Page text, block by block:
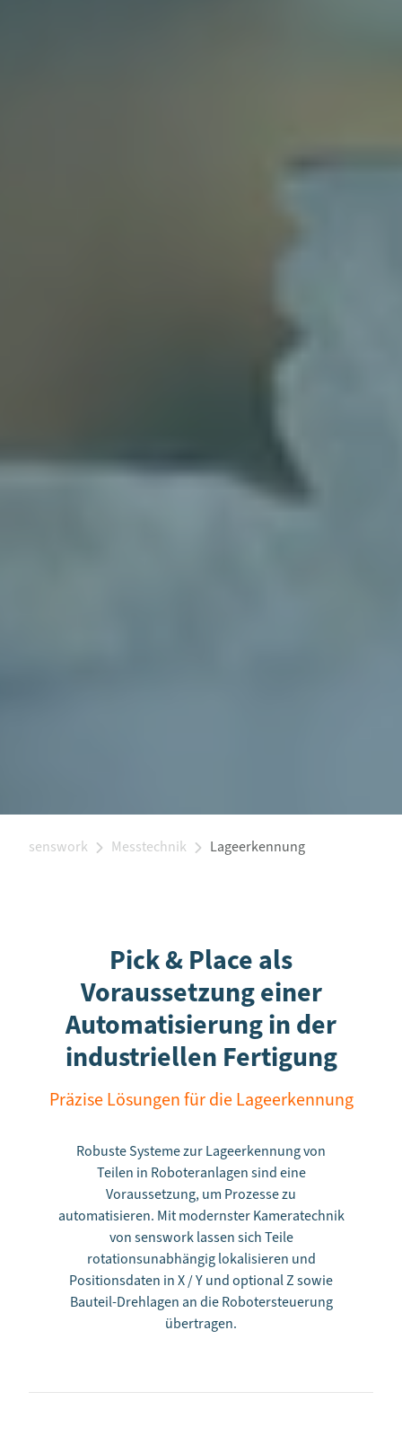
senswork Messtechnik Lageerkennung
Pick & Place als
Voraussetzung einer
Automatisierung in der
industriellen Fertigung
Präzise Lösungen für die Lageerkennung
Robuste Systeme zur Lageerkennung von
Teilen in Roboteranlagen sind eine
Voraussetzung, um Prozesse zu
automatisieren. Mit modernster Kameratechnik
von senswork lassen sich Teile
rotationsunabhängig lokalisieren und
Positionsdaten in X / Y und optional Z sowie
Bauteil-Drehlagen an die Robotersteuerung
übertragen.